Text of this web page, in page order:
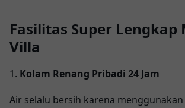
Fasilitas Super Lengkap
Villa
1. Kolam Renang Pribadi 24 Jam
Air selalu bersih karena